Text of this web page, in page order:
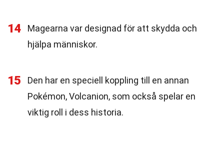
14
Magearna var designad för att skydda och
hjälpa människor.
15
Den har en speciell koppling till en annan
Pokémon, Volcanion, som också spelar en
viktig roll i dess historia.